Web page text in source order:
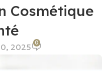
Cosmétique
2025 0